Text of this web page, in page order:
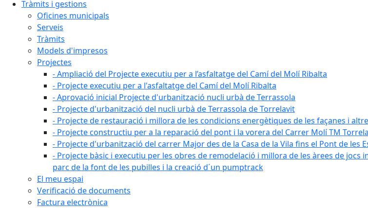
Tràmits i gestions
Oficines municipals
Serveis
Tràmits
Models d'impresos
Projectes
- Ampliació del Projecte executiu per a l’asfaltatge del Camí del Molí Ribalta
- Projecte executiu per a l'asfaltatge del Camí del Molí Ribalta
- Aprovació inicial Projecte d'urbanització nucli urbà de Terrassola
- Projecte d'urbanització del nucli urbà de Terrassola de Torrelavit
- Projecte de restauració i millora de les condicions energètiques de les façanes i
- Projecte constructiu per a la reparació del pont i la vorera del Carrer Molí TM
- Projecte d'urbanització del carrer Major des de la Casa de la Vila fins el Pont de les
- Projecte bàsic i executiu per les obres de remodelació i millora de les àrees de jocs
parc de la font de les pubilles i la creació d´un pumptrack
El meu espai
Verificació de documents
Factura electrònica